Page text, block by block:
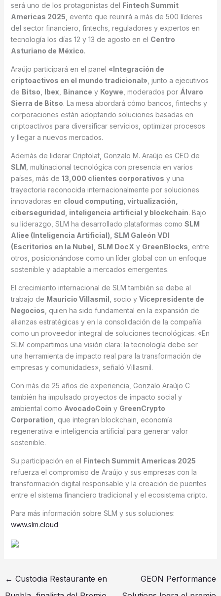
será uno de los protagonistas del Fintech Summit
Americas 2025 , evento que reunirá a más de 500 líderes
del sector financiero, fintechs, reguladores y expertos en
tecnología los días 12 y 13 de agosto en el Centro
Asturiano de México.
Araújo participará en el panel «Integración de
criptoactivos en el mundo tradicional», junto a ejecutivos
de Bitso Ibex Binance y Koywe , moderados por Álvaro
Sierra de Bitso. La mesa abordará cómo bancos, fintechs y
corporaciones están adoptando soluciones basadas en
criptoactivos para diversificar servicios, optimizar procesos
y llegar a nuevos mercados.
Además de liderar Criptolat, Gonzalo M. Araújo es CEO de
SLM , multinacional tecnológica con presencia en varios
países, más de 13,000 clientes corporativos y una
trayectoria reconocida internacionalmente por soluciones
innovadoras en cloud computing, virtualización,
ciberseguridad, inteligencia artificial y blockchain. Bajo
su liderazgo, SLM ha desarrollado plataformas como SLM
Aliee (Inteligencia Artificial), SLM Galeón VDI
(Escritorios en la Nube) SLM DocX y GreenBlocks , entre
otros, posicionándose como un líder global con un enfoque
sostenible y adaptable a mercados emergentes.
El crecimiento internacional de SLM también se debe al
trabajo de Mauricio Villasmil , socio y Vicepresidente de
Negocios , quien ha sido fundamental en la expansión de
alianzas estratégicas y en la consolidación de la compañía
como un proveedor integral de soluciones tecnológicas. «En
SLM compartimos una visión clara: la tecnología debe ser
una herramienta de impacto real para la transformación de
empresas y comunidades», señaló Villasmil.
Con más de 25 años de experiencia, Gonzalo Araújo C
también ha impulsado proyectos de impacto social y
ambiental como AvocadoCoin y GreenCrypto
Corporation , que integran blockchain, economía
regenerativa e inteligencia artificial para generar valor
sostenible.
Su participación en el Fintech Summit Americas 2025
refuerza el compromiso de Araújo y sus empresas con la
transformación digital responsable y la creación de puentes
entre el sistema financiero tradicional y el ecosistema cripto.
Para más información sobre SLM y sus soluciones:
www.slm.cloud
← Custodia Restaurante en
GEON Performance